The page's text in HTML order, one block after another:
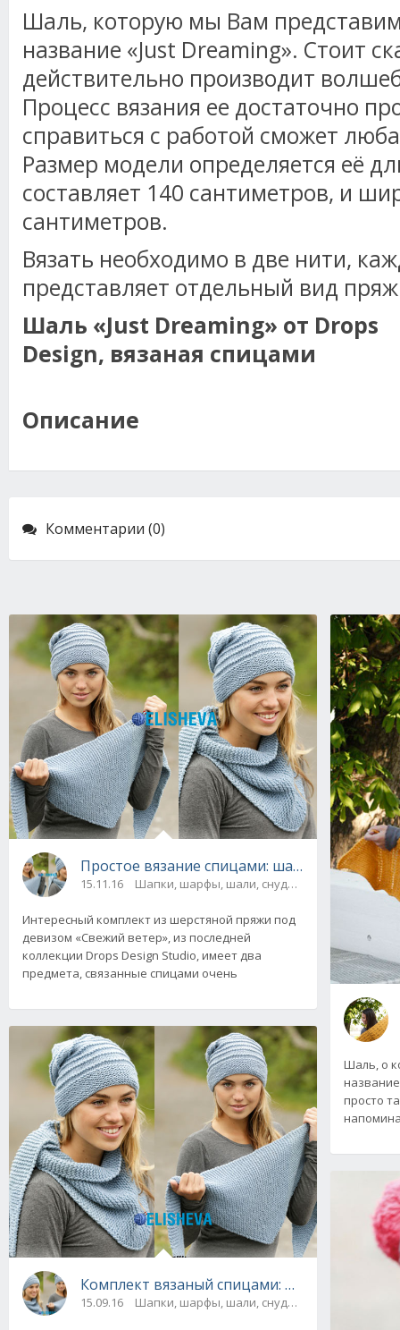
Шаль, которую мы Вам
название «Just Dreaming». Стоит
действительно производит
Процесс вязания ее достаточно
справиться с работой сможет
Размер модели определяется её
составляет 140 сантиметров, и
сантиметров.
Вязать необходимо в две нити,
представляет отдельный вид
Шаль «Just Dreaming» от Drops
Design, вязаная спицами
Описание
Комментарии (0)
Простое вязание спицами: шапка и шаль
15.11.16 Шапки, шарфы, шали, снуды и палантины
Интересный комплект из шерстяной пряжи под
девизом «Свежий ветер», из последней
коллекции Drops Design Studio, имеет два
предмета, связанные спицами очень
Комплект вязаный спицами: шапка и шаль
15.09.16 Шапки, шарфы, шали, снуды и палантины
Шаль, о
просто